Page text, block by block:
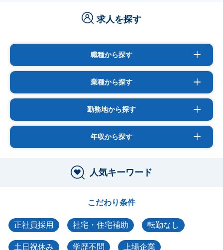
求人を探す
職種から探す
業種から探す
勤務地から探す
年収から探す
人気キーワード
こだわり条件
正社員採用 社宅・住宅補助 転勤なし
土日祝休み 学歴不問 上場企業